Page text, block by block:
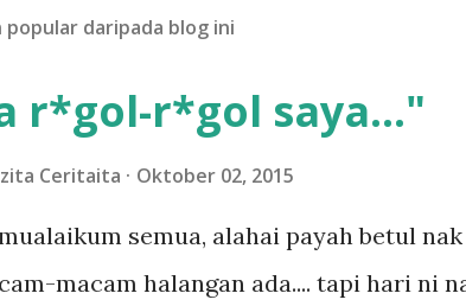
popular daripada blog ini
r*gol-r*gol saya..."
Ceritaita Oktober 02, 2015
semua, alahai payah betul
macam halangan ada.... tapi hari ni